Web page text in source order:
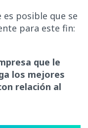
posible que se
para este fin:
que le
los mejores
relación al